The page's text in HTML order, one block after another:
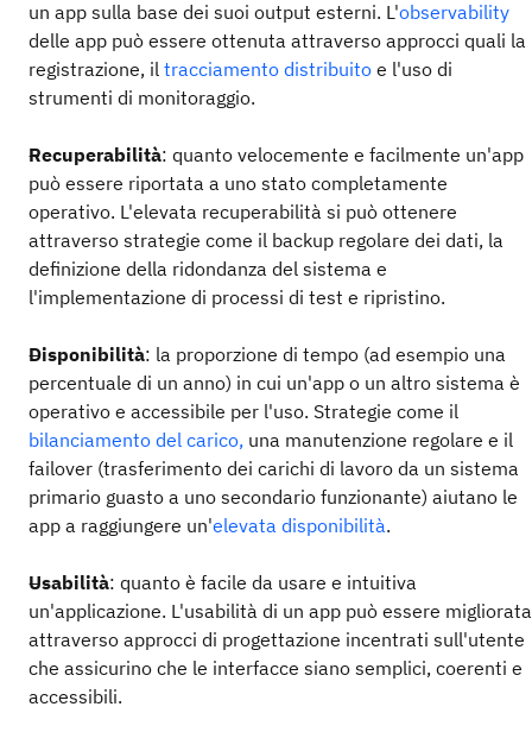
un app sulla base dei suoi output esterni. L'observability
delle app può essere ottenuta attraverso approcci quali la
registrazione, il tracciamento distribuito e l'uso di
strumenti di monitoraggio.
Recuperabilità: quanto velocemente e facilmente un'app
può essere riportata a uno stato completamente
operativo. L'elevata recuperabilità si può ottenere
attraverso strategie come il backup regolare dei dati, la
definizione della ridondanza del sistema e
l'implementazione di processi di test e ripristino.
Disponibilità: la proporzione di tempo (ad esempio una
percentuale di un anno) in cui un'app o un altro sistema è
operativo e accessibile per l'uso. Strategie come il
bilanciamento del carico, una manutenzione regolare e il
failover (trasferimento dei carichi di lavoro da un sistema
primario guasto a uno secondario funzionante) aiutano le
app a raggiungere un'elevata disponibilità.
Usabilità: quanto è facile da usare e intuitiva
un'applicazione. L'usabilità di un app può essere migliorata
attraverso approcci di progettazione incentrati sull'utente
che assicurino che le interfacce siano semplici, coerenti e
accessibili.